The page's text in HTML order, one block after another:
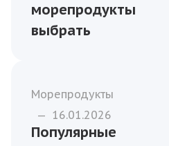
морепродукты
выбрать
Морепродукты
— 16.01.2026
Популярные